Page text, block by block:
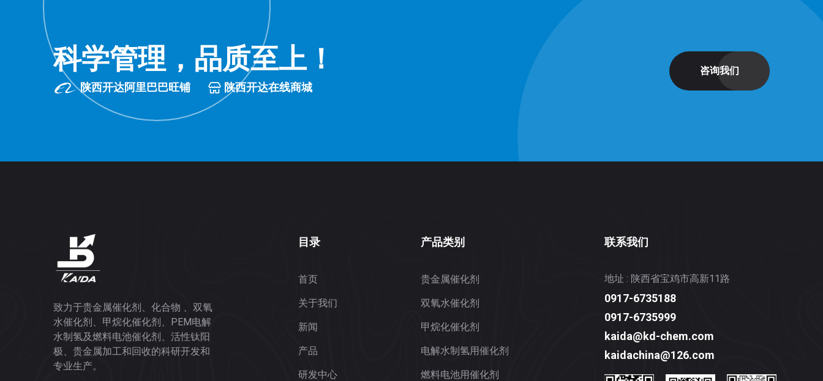
科学管理，品质至上！
陕西开达阿里巴巴旺铺 陕西开达在线商城
咨询我们
致力于贵金属催化剂、化合物 、双氧
水催化剂、甲烷化催化剂、PEM电解
水制氢及燃料电池催化剂、活性钛阳
极、贵金属加工和回收的科研开发和
专业生产。
目录
首页
关于我们
新闻
产品
研发中心
产品类别
贵金属催化剂
双氧水催化剂
甲烷化催化剂
电解水制氢用催化剂
燃料电池用催化剂
联系我们
地址 : 陕西省宝鸡市高新11路
0917-6735188
0917-6735999
kaida@kd-chem.com
kaidachina@126.com